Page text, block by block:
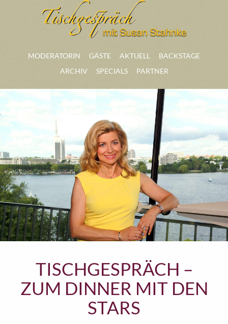
MODERATORIN GÄSTE AKTUELL
BACKSTAGE
ARCHIV
SPECIALS PARTNER
TISCHGESPRÄCH –
ZUM DINNER MIT DEN
STARS